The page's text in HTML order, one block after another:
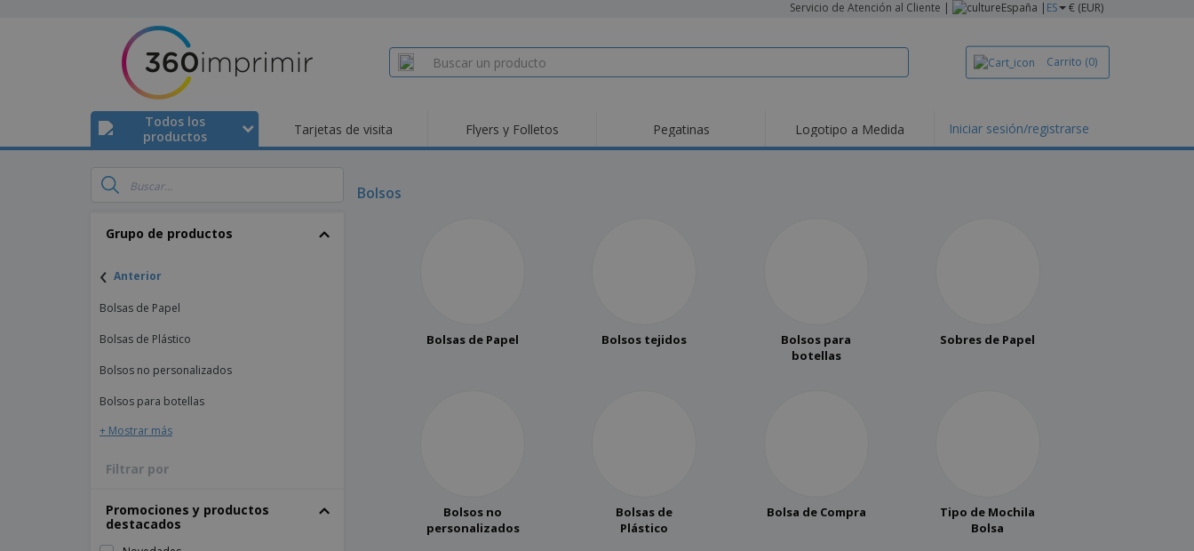
Servicio de Atención al Cliente | España | ES € (EUR)
Carrito (0)
Todos los
productos
Tarjetas de visita Flyers y Folletos Pegatinas Logotipo a Medida Iniciar sesión/registrarse
Grupo de productos
‹ Anterior
Bolsas de Papel
Bolsas de Plástico
Bolsos no personalizados
Bolsos para botellas
+ Mostrar más
Filtrar por
Promociones y productos
destacados
Bolsos
Bolsas de Papel Bolsos tejidos
Bolsos para
botellas
Sobres de Papel
Bolsos no
personalizados
Bolsas de
Plástico
Bolsa de Compra
Tipo de Mochila
Bolsa